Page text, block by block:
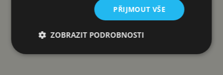
PŘIJMOUT VŠE
ZOBRAZIT PODROBNOSTI